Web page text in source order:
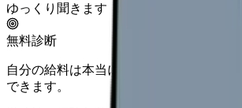
ゆっくり聞きます
無料診断
自分の給料は本当に上がる？同じ条件の
できます。